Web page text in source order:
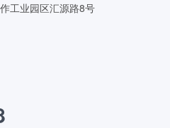
工业园区汇源路8号